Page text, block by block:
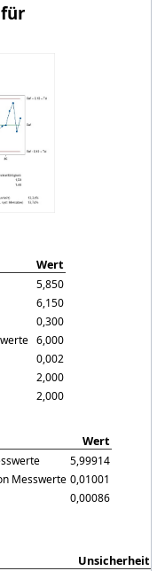
Wert
5,850
6,150
0,300
6,000
0,002
2,000
2,000
Wert
5,99914
Messwerte 0,01001
0,00086
Unsicherheit